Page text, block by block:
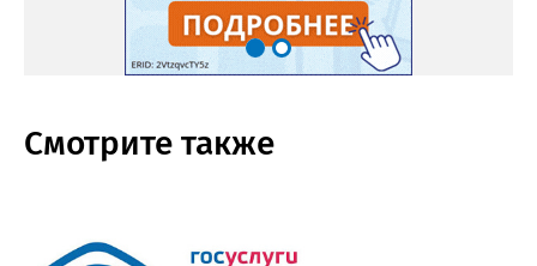
Смотрите также